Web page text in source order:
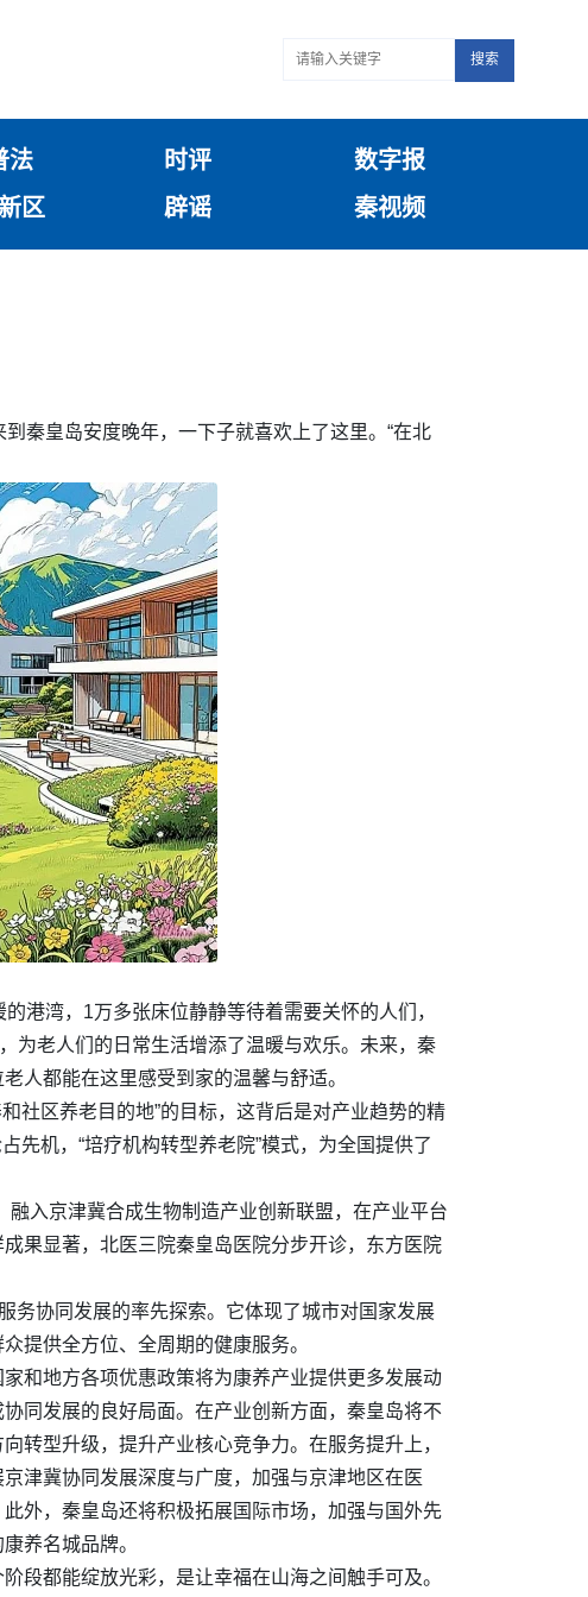
搜索
法 时评
数字报
区 辟谣 秦视频
秦皇岛安度晚年，一下子就喜欢上了这里。“在北
港湾，1万多张床位静静等待着需要关怀的人们，
为老人们的日常生活增添了温暖与欢乐。未来，秦
人都能在这里感受到家的温馨与舒适。
社区养老目的地”的目标，这背后是对产业趋势的精
先机，“培疗机构转型养老院”模式，为全国提供了
入京津冀合成生物制造产业创新联盟，在产业平台
果显著，北医三院秦皇岛医院分步开诊，东方医院
务协同发展的率先探索。它体现了城市对国家发展
提供全方位、全周期的健康服务。
和地方各项优惠政策将为康养产业提供更多发展动
同发展的良好局面。在产业创新方面，秦皇岛将不
转型升级，提升产业核心竞争力。在服务提升上，
津冀协同发展深度与广度，加强与京津地区在医
外，秦皇岛还将积极拓展国际市场，加强与国外先
养名城品牌。
段都能绽放光彩，是让幸福在山海之间触手可及。